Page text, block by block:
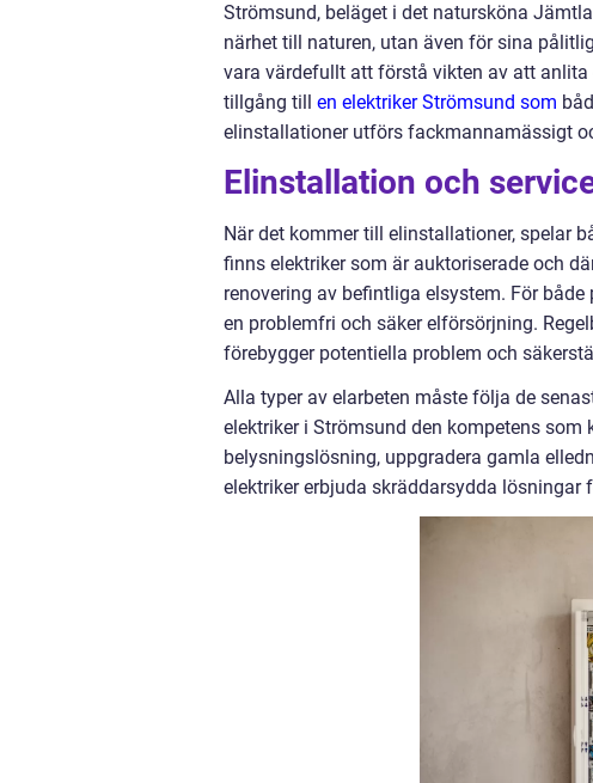
Strömsund, beläget i det natursköna
närhet till naturen, utan även för sina
vara värdefullt att förstå vikten av att
tillgång till en elektriker Strömsund som
elinstallationer utförs fackmannamässigt
Elinstallation och
När det kommer till elinstallationer, spelar
finns elektriker som är auktoriserade och
renovering av befintliga elsystem. För
en problemfri och säker elförsörjning.
förebygger potentiella problem och
Alla typer av elarbeten måste följa de
elektriker i Strömsund den kompetens
belysningslösning, uppgradera gamla
elektriker erbjuda skräddarsydda lösningar